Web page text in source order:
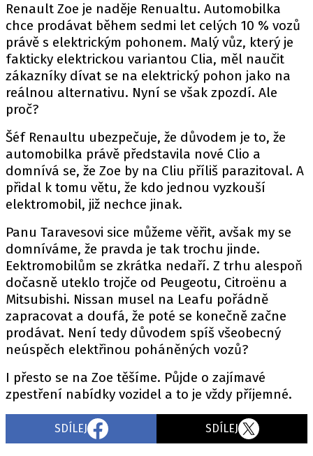
ROZHOVORY
DAKAR
Z DOMOVA
ZE SVĚTA
PIT LANE
ČEŠI V AKCI
FIA CEZ & POHÁRY
MEZINÁRODNÍ SCÉNA
SLEDUJTE NÁS NA|
Máte příběh, fotku nebo video?
Pošlete e-mail na autoroad.cz
KONTAKT
OSOBNÍ ÚDAJE / COOKIES
Renault Zoe je naděje Renualtu. Automobilka
chce prodávat během sedmi let celých 10 % vozů
právě s elektrickým pohonem. Malý vůz, který je
fakticky elektrickou variantou Clia, měl naučit
zákazníky dívat se na elektrický pohon jako na
reálnou alternativu. Nyní se však zpozdí. Ale
proč?
Šéf Renaultu ubezpečuje, že důvodem je to, že
automobilka právě představila nové Clio a
domnívá se, že Zoe by na Cliu příliš parazitoval. A
přidal k tomu větu, že kdo jednou vyzkouší
elektromobil, již nechce jinak.
Panu Taravesovi sice můžeme věřit, avšak my se
domníváme, že pravda je tak trochu jinde.
Eektromobilům se zkrátka nedaří. Z trhu alespoň
dočasně uteklo trojče od Peugeotu, Citroënu a
Mitsubishi. Nissan musel na Leafu pořádně
zapracovat a doufá, že poté se konečně začne
prodávat. Není tedy důvodem spíš všeobecný
neúspěch elektřinou poháněných vozů?
I přesto se na Zoe těšíme. Půjde o zajímavé
zpestření nabídky vozidel a to je vždy příjemné.
SDÍLEJ SDÍLEJ